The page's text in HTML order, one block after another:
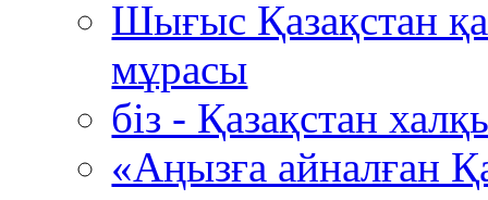
Шығыс Қазақстан
мұрасы
біз - Қазақстан
«Аңызға айналған